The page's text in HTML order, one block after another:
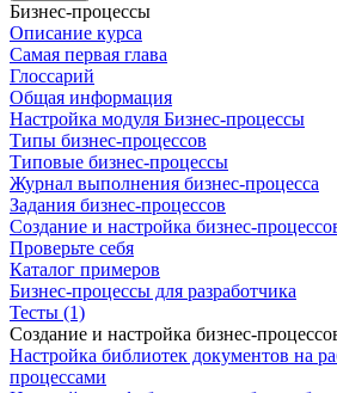
Бизнес-процессы
Описание курса
Самая первая глава
Глоссарий
Общая информация
Настройка модуля Бизнес-процессы
Типы бизнес-процессов
Типовые бизнес-процессы
Журнал выполнения бизнес-процесса
Задания бизнес-процессов
Создание и настройка бизнес-
Проверьте себя
Каталог примеров
Бизнес-процессы для разработчика
Тесты (1)
Создание и настройка бизнес-
Настройка библиотек документов на
процессами